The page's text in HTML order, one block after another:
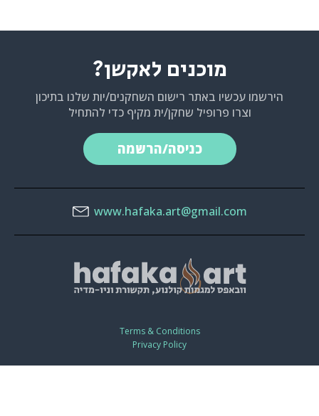
מוכנים לאקשן?
הירשמו עכשיו באתר רישום השחקנים/יות שלנו בתיכון
וצרו פרופיל שחקן/ית מקיף כדי להתחיל
כניסה/הרשמה
www.hafaka.art@gmail.com
Terms & Conditions
Privacy Policy